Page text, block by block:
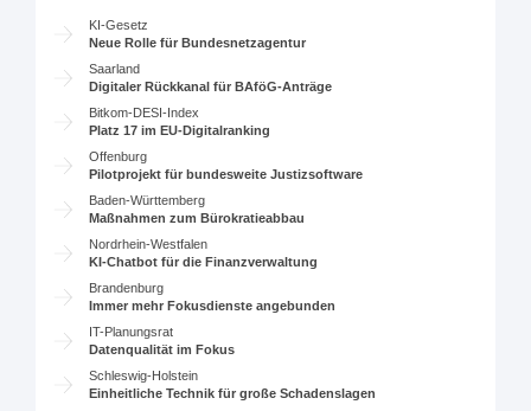
KI-Gesetz
Neue Rolle für Bundesnetzagentur
Saarland
Digitaler Rückkanal für BAföG-Anträge
Bitkom-DESI-Index
Platz 17 im EU-Digitalranking
Offenburg
Pilotprojekt für bundesweite Justizsoftware
Baden-Württemberg
Maßnahmen zum Bürokratieabbau
Nordrhein-Westfalen
KI-Chatbot für die Finanzverwaltung
Brandenburg
Immer mehr Fokusdienste angebunden
IT-Planungsrat
Datenqualität im Fokus
Schleswig-Holstein
Einheitliche Technik für große Schadenslagen